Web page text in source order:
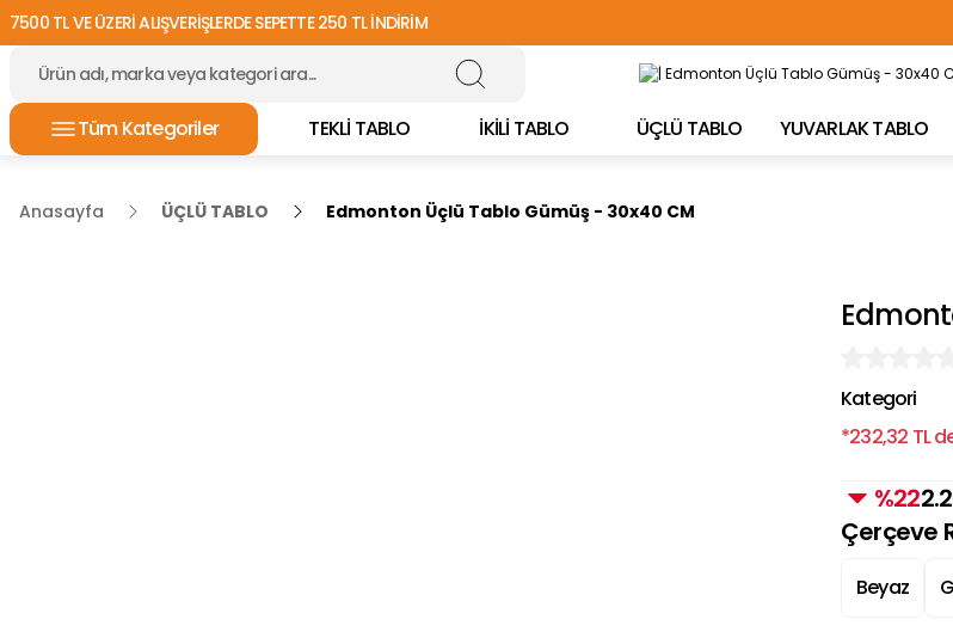
7500 TL VE ÜZERİ ALIŞVERİŞLERDE SEPETTE 250 TL İNDİRİM
TÜRKİYE'NİN HER YERİNE ÜCRETSİZ KARGO!
Tüm Kategoriler TEKLİ TABLO İKİLİ TABLO ÜÇLÜ TABLO YUVARLAK TABLO
Anasayfa ÜÇLÜ TABLO Edmonton Üçlü Tablo Gümüş - 30x40 CM
Kategori
*232,32 TL
%22
Çerçeve
Beyaz